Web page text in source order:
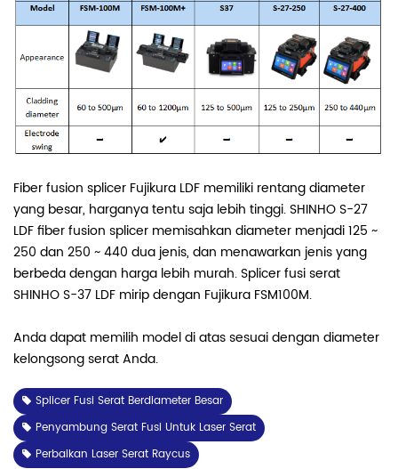
Fiber fusion splicer Fujikura LDF memiliki rentang diameter
yang besar, harganya tentu saja lebih tinggi. SHINHO S-27
LDF fiber fusion splicer memisahkan diameter menjadi 125 ~
250 dan 250 ~ 440 dua jenis, dan menawarkan jenis yang
berbeda dengan harga lebih murah. Splicer fusi serat
SHINHO S-37 LDF mirip dengan Fujikura FSM100M.
Anda dapat memilih model di atas sesuai dengan diameter
kelongsong serat Anda.
Splicer Fusi Serat Berdiameter Besar
Penyambung Serat Fusi Untuk Laser Serat
Perbaikan Laser Serat Raycus